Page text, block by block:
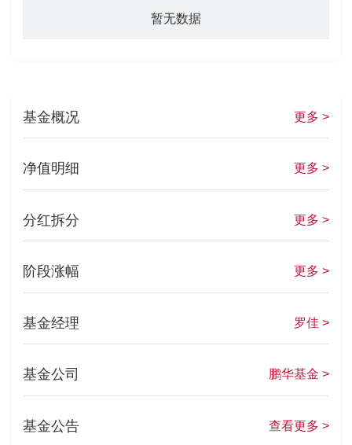
暂无数据
基金概况 更多 >
净值明细 更多 >
分红拆分 更多 >
阶段涨幅 更多 >
基金经理 罗佳 >
基金公司 鹏华基金 >
基金公告 查看更多 >